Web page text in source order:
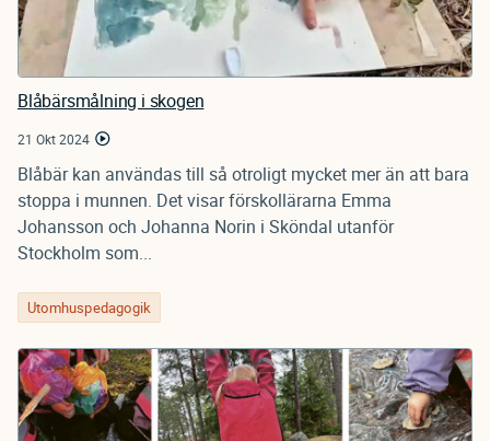
Blåbärsmålning i skogen
21 Okt 2024
Blåbär kan användas till så otroligt mycket mer än att bara
stoppa i munnen. Det visar förskollärarna Emma
Johansson och Johanna Norin i Sköndal utanför
Stockholm som...
Utomhuspedagogik